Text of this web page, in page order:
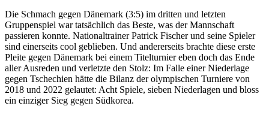
Die Schmach gegen Dänemark (3:5) im dritten und letzten
Gruppenspiel war tatsächlich das Beste, was der Mannschaft
passieren konnte. Nationaltrainer Patrick Fischer und seine Spieler
sind einerseits cool geblieben. Und andererseits brachte diese erste
Pleite gegen Dänemark bei einem Titelturnier eben doch das Ende
aller Ausreden und verletzte den Stolz: Im Falle einer Niederlage
gegen Tschechien hätte die Bilanz der olympischen Turniere von
2018 und 2022 gelautet: Acht Spiele, sieben Niederlagen und bloss
ein einziger Sieg gegen Südkorea.